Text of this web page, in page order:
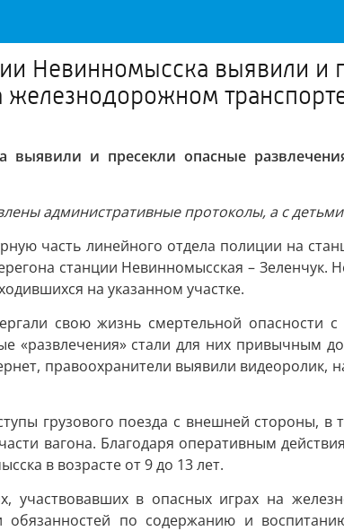
Невинномысска выявили и
железнодорожном
и пресекли опасные
административные протоколы, а с
часть линейного отдела полиции на
станции Невинномысская – Зеленчук.
на указанном участке.
свою жизнь смертельной опасности
«развлечения» стали для них привычным
правоохранители выявили видеоролик,
грузового поезда с внешней стороны, в
вагона. Благодаря оперативным
в возрасте от 9 до 13 лет.
участвовавших в опасных играх на
по содержанию и